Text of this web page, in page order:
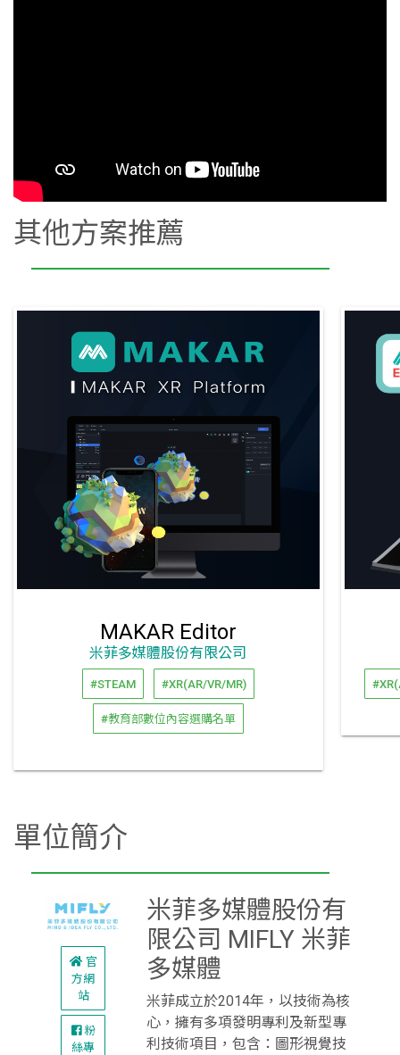
其他方案推薦
MAKAR Editor
米菲多媒體股份有限公司
#STEAM #XR(AR/VR/MR)
#教育部數位內容選購名單
單位簡介
官
方網
站
粉
絲專
米菲多媒體股份有
限公司 MIFLY 米菲
多媒體
米菲成立於2014年，以技術為核
心，擁有多項發明專利及新型專
利技術項目，包含：圖形視覺技